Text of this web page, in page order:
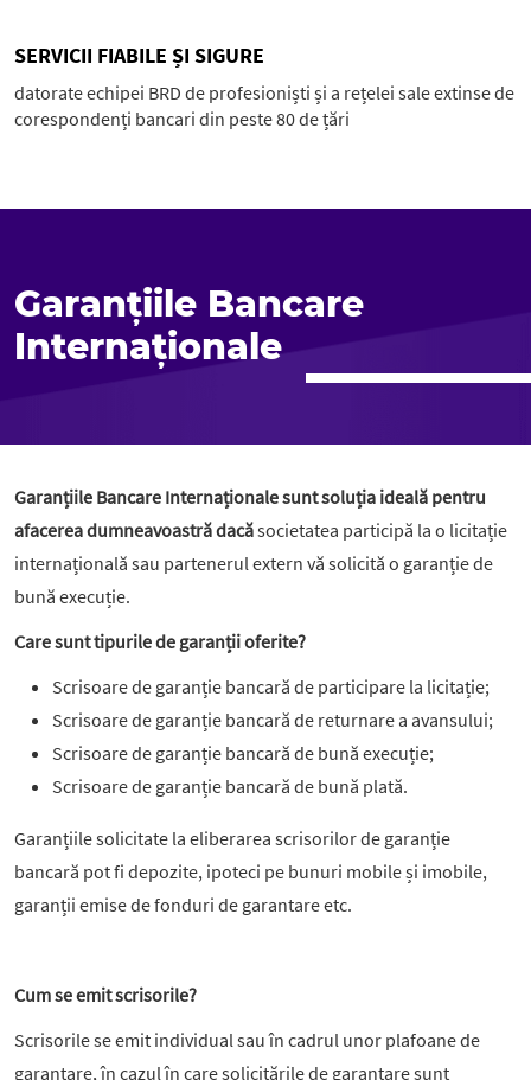
SERVICII FIABILE ȘI SIGURE
datorate echipei BRD de profesioniști și a rețelei sale extinse de
corespondenți bancari din peste 80 de țări
Garanțiile Bancare
Internaționale
Garanțiile Bancare Internaționale sunt soluția ideală pentru
afacerea dumneavoastră dacăsocietatea participă la o licitație
internațională sau partenerul extern vă solicită o garanție de
bună execuție.
Care sunt tipurile de garanții oferite?
Scrisoare de garanție bancară de participare la licitație;
Scrisoare de garanție bancară de returnare a avansului;
Scrisoare de garanție bancară de bună execuție;
Scrisoare de garanție bancară de bună plată.
Garanțiile solicitate la eliberarea scrisorilor de garanție
bancară pot fi depozite, ipoteci pe bunuri mobile și imobile,
garanții emise de fonduri de garantare etc.
Cum se emit scrisorile?
Scrisorile se emit individual sau în cadrul unor plafoane de
garantare, în cazul în care solicitările de garantare sunt